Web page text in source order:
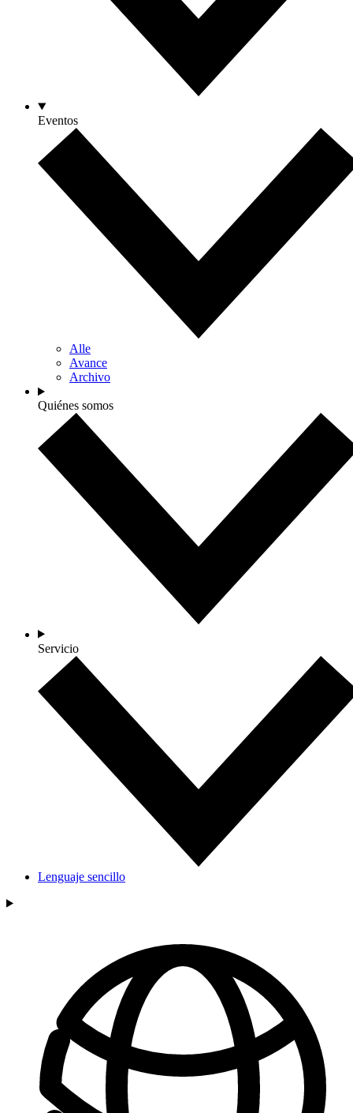
Eventos
Alle
Avance
Archivo
Quiénes somos
Servicio
Lenguaje sencillo